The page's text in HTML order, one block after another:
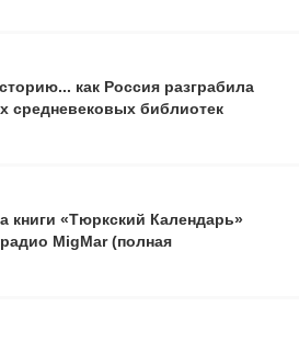
как Россия разграбила
средневековых библиотек
книги «Тюркский Календарь»
MigMar (полная